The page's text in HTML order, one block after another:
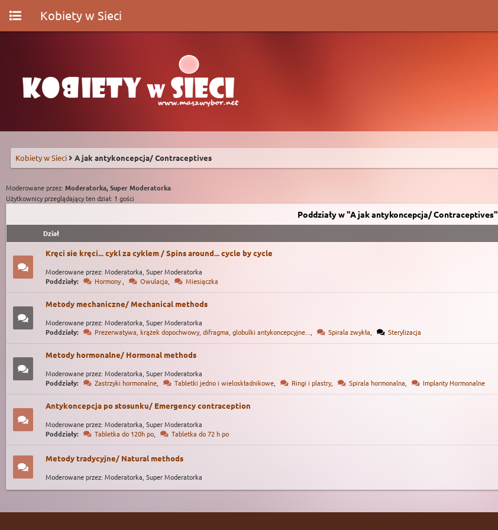
Kobiety w Sieci
Kobiety w Sieci A jak antykoncepcja/ Contraceptives
Moderowane przez: Moderatorka, Super Moderatorka
Użytkownicy przeglądający ten dział: 1 gości
Poddziały w "A jak antykoncepcja/ Contraceptives"
Dział
Kręci sie kręci... cykl za cyklem / Spins around... cycle by cycle
Moderowane przez: Moderatorka, Super Moderatorka
Poddziały:
Hormony Owulacja Miesiączka
Metody mechaniczne/ Mechanical methods
Moderowane przez: Moderatorka, Super Moderatorka
Poddziały:
Prezerwatywa, krążek dopochwowy, difragma, globulki antykoncepcyjne... Spirala zwykła Sterylizacja
Metody hormonalne/ Hormonal methods
Moderowane przez: Moderatorka, Super Moderatorka
Poddziały:
Zastrzyki hormonalne Tabletki jedno i wieloskładnikowe Ringi i plastry, Spirala hormonalna Implanty Hormonalne
Antykoncepcja po stosunku/ Emergency contraception
Moderowane przez: Moderatorka, Super Moderatorka
Poddziały:
Tabletka do 120h po Tabletka do 72 h po
Metody tradycyjne/ Natural methods
Moderowane przez: Moderatorka, Super Moderatorka